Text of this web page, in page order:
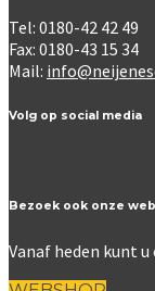
Tel: 0180-42 42 49
Fax: 0180-43 15 34
Mail:
Volg op social media
Bezoek ook onze
Vanaf heden kunt